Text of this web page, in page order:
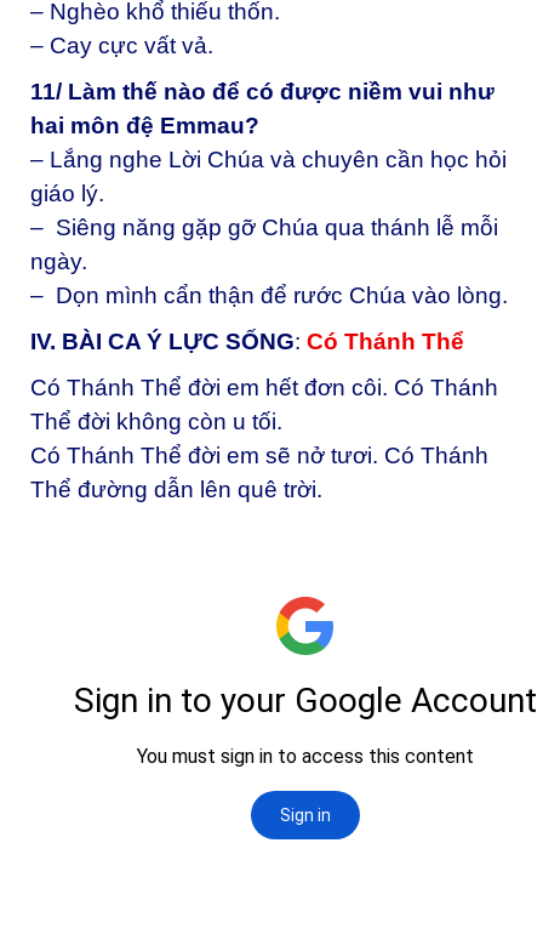
– Nghèo khổ thiếu thốn.
– Cay cực vất vả.
11/ Làm thế nào để có được niềm vui như
hai môn đệ Emmau?
– Lắng nghe Lời Chúa và chuyên cần học hỏi
giáo lý.
– Siêng năng gặp gỡ Chúa qua thánh lễ mỗi
ngày.
– Dọn mình cẩn thận để rước Chúa vào lòng.
IV. BÀI CA Ý LỰC SỐNG: Có Thánh Thể
Có Thánh Thể đời em hết đơn côi. Có Thánh
Thể đời không còn u tối.
Có Thánh Thể đời em sẽ nở tươi. Có Thánh
Thể đường dẫn lên quê trời.